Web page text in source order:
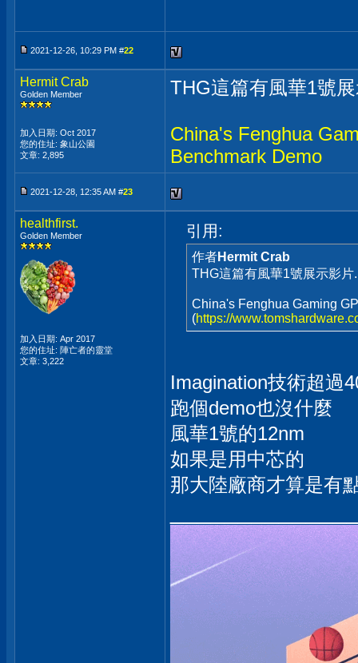
2021-12-26, 10:29 PM #22
Hermit Crab
Golden Member
加入日期: Oct 2017
您的住址: 象山公園
文章: 2,895
THG這篇有風華1號
China's Fenghua
Benchmark Demo
2021-12-28, 12:35 AM #23
healthfirst.
Golden Member
加入日期: Apr 2017
您的住址: 陣亡者的靈堂
文章: 3,222
引用:
作者Hermit Crab
THG這篇有風華1號展示影片
China's Fenghua Gaming
(https://
Imagination技術超過
跑個demo也沒什麼
風華1號的12nm
如果是用中芯的
那大陸廠商才算是有